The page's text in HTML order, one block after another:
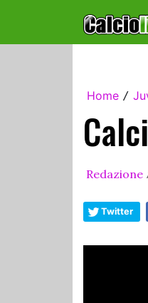
Home /
Redazione
Twitter